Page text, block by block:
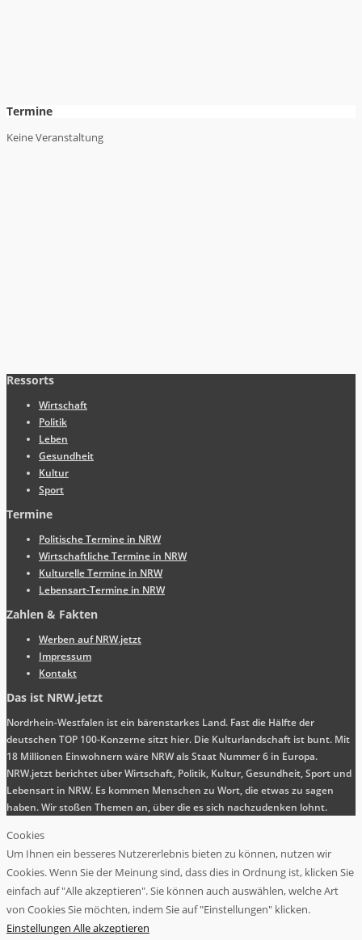
Termine
Keine Veranstaltung
Ressorts
Wirtschaft
Politik
Leben
Gesundheit
Kultur
Sport
Termine
Politische Termine in NRW
Wirtschaftliche Termine in NRW
Kulturelle Termine in NRW
Lebensart-Termine in NRW
Zahlen & Fakten
Werben auf NRW.jetzt
Impressum
Kontakt
Das ist NRW.jetzt
Nordrhein-Westfalen ist ein bärenstarkes Land. Fast die Hälfte der
deutschen TOP 100-Konzerne sitzt hier. Die Kulturlandschaft ist bunt. Mit
18 Millionen Einwohnern wäre NRW als Staat Nummer 6 in Europa.
NRW.jetzt berichtet über Wirtschaft, Politik, Kultur, Gesundheit, Sport und
Lebensart in NRW. Es kommen Menschen zu Wort, die etwas zu sagen
haben. Wir stoßen Themen an, über die es sich nachzudenken lohnt.
Cookies
Um Ihnen ein besseres Nutzererlebnis bieten zu können, nutzen wir
Cookies. Wenn Sie der Meinung sind, dass dies in Ordnung ist, klicken Sie
einfach auf "Alle akzeptieren". Sie können auch auswählen, welche Art
von Cookies Sie möchten, indem Sie auf "Einstellungen" klicken.
Einstellungen Alle akzeptieren